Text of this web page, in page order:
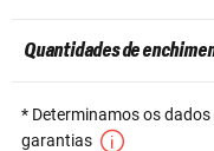
Quantidades de
* Determinamos os
garantias